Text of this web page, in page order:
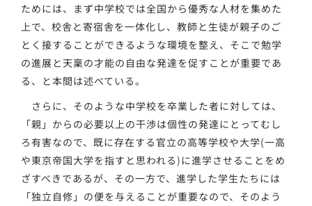
ためには、まず中学校では全国から優秀な人材を集めた
上で、校舎と寄宿舎を一体化し、教師と生徒が親子のご
とく接することができるような環境を整え、そこで勉学
の進展と天稟の才能の自由な発達を促すことが重要であ
る、と本間は述べている。
さらに、そのような中学校を卒業した者に対しては、
「親」からの必要以上の干渉は個性の発達にとってむし
ろ有害なので、既に存在する官立の高等学校や大学(一高
や東京帝国大学を指すと思われる)に進学させることをめ
ざすべきであるが、その一方で、進学した学生たちには
「独立自修」の便を与えることが重要なので、そのよう